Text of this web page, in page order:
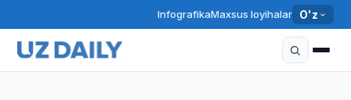
InfografikaMaxsus loyihalar O'z